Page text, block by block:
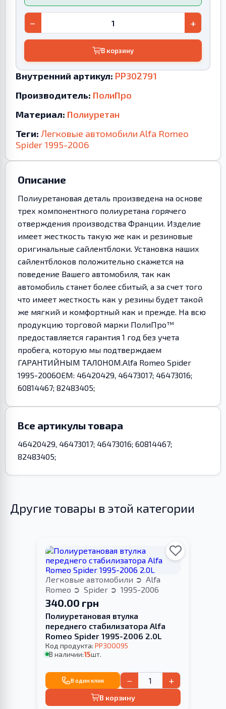
− +
В корзину
Внутренний артикул: PP302791
Производитель: ПолиПро
Материал: Полиуретан
Теги: Легковые автомобили Alfa Romeo
Spider1995-2006
Описание
Полиуретановая деталь произведена на основе
трех компонентного полиуретана горячего
отверждения производства Франции. Изделие
имеет жесткость такую же как и резиновые
оригинальные сайлентблоки. Установка наших
сайлентблоков положительно скажется на
поведение Вашего автомобиля, так как
автомобиль станет более сбитый, а за счет того
что имеет жесткость как у резины будет такой
же мягкий и комфортный как и прежде. На всю
продукцию торговой марки ПолиПро™
предоставляется гарантия 1 год без учета
пробега, которую мы подтверждаем
ГАРАНТИЙНЫМ ТАЛОНОМ.Alfa Romeo Spider
1995-2006OEM: 46420429, 46473017; 46473016;
60814467; 82483405;
Все артикулы товара
46420429, 46473017; 46473016; 60814467;
82483405;
Другие товары в этой категории
Легковые автомобили
Alfa
Romeo
Spider 1995-2006
340.00 грн
Полиуретановая втулка
переднего стабилизатора Alfa
Romeo Spider 1995-2006 2.0L
Код продукта: PP300095
В наличии:15шт.
В один клик − +
В корзину